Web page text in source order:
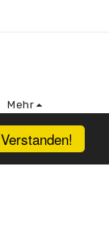
Verstanden!
Mehr